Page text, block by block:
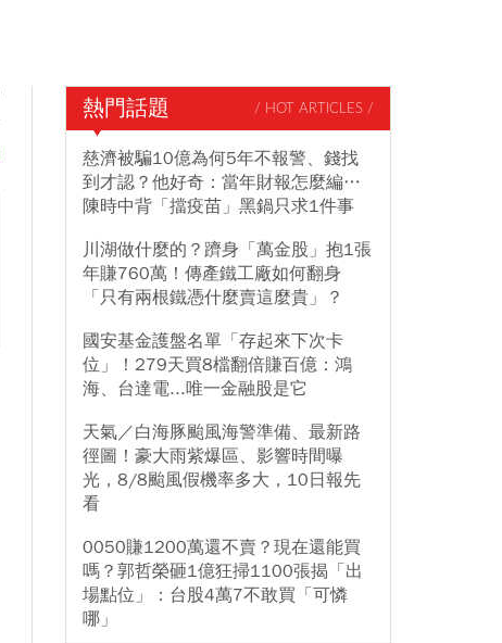
熱門話題 / HOT ARTICLES /
慈濟被騙10億為何5年不報警、錢找
到才認？他好奇：當年財報怎麼編…
陳時中背「擋疫苗」黑鍋只求1件事
川湖做什麼的？躋身「萬金股」抱1張
年賺760萬！傳產鐵工廠如何翻身
「只有兩根鐵憑什麼賣這麼貴」？
國安基金護盤名單「存起來下次卡
位」！279天買8檔翻倍賺百億：鴻
海、台達電...唯一金融股是它
天氣／白海豚颱風海警準備、最新路
徑圖！豪大雨紫爆區、影響時間曝
光，8/8颱風假機率多大，10日報先
看
0050賺1200萬還不賣？現在還能買
嗎？郭哲榮砸1億狂掃1100張揭「出
場點位」：台股4萬7不敢買「可憐
哪」